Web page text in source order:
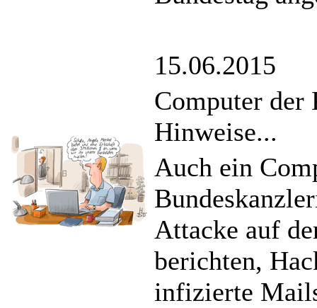
15.06.2015
Computer der
Hinweise...
Auch ein
Attacke auf
berichten,
infizierte